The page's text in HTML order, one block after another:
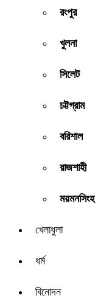
রংপুর
খুলনা
সিলেট
চট্টগ্রাম
বরিশাল
রাজশাহী
ময়মনসিংহ
খেলাধুলা
ধর্ম
বিনোদন